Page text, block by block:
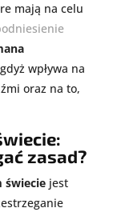
mają na celu
wpływa na
oraz na to,
zasad?
świecie jest